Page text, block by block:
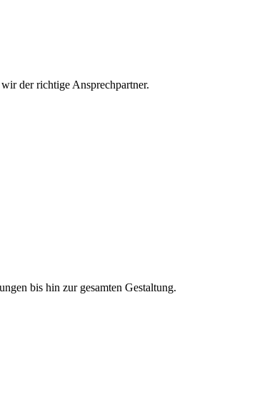
der richtige Ansprechpartner.
bis hin zur gesamten Gestaltung.